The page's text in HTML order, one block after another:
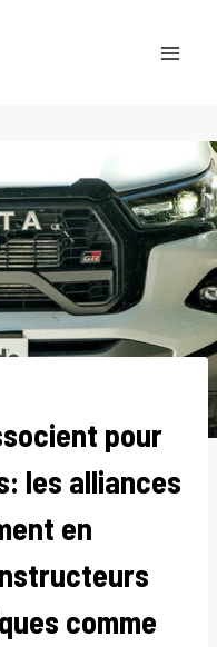
pour
les alliances
en
comme